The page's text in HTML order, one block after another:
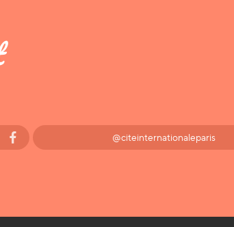
@citeinternationaleparis